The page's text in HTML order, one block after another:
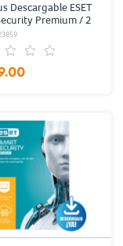
Descargable ESET
Premium / 2